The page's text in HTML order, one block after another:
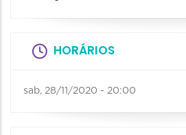
HORÁRIOS
sab, 28/11/2020 - 20:00